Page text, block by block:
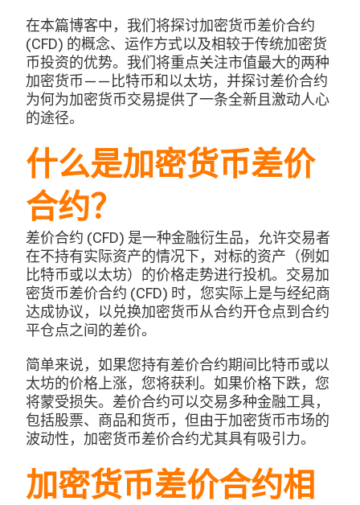
在本篇博客中，我们将探讨加密货币差价合约
(CFD) 的概念、运作方式以及相较于传统加密货
币投资的优势。我们将重点关注市值最大的两种
加密货币——比特币和以太坊，并探讨差价合约
为何为加密货币交易提供了一条全新且激动人心
的途径。
什么是加密货币差价
合约？
差价合约 (CFD) 是一种金融衍生品，允许交易者
在不持有实际资产的情况下，对标的资产（例如
比特币或以太坊）的价格走势进行投机。交易加
密货币差价合约 (CFD) 时，您实际上是与经纪商
达成协议，以兑换加密货币从合约开仓点到合约
平仓点之间的差价。
简单来说，如果您持有差价合约期间比特币或以
太坊的价格上涨，您将获利。如果价格下跌，您
将蒙受损失。差价合约可以交易多种金融工具，
包括股票、商品和货币，但由于加密货币市场的
波动性，加密货币差价合约尤其具有吸引力。
加密货币差价合约相